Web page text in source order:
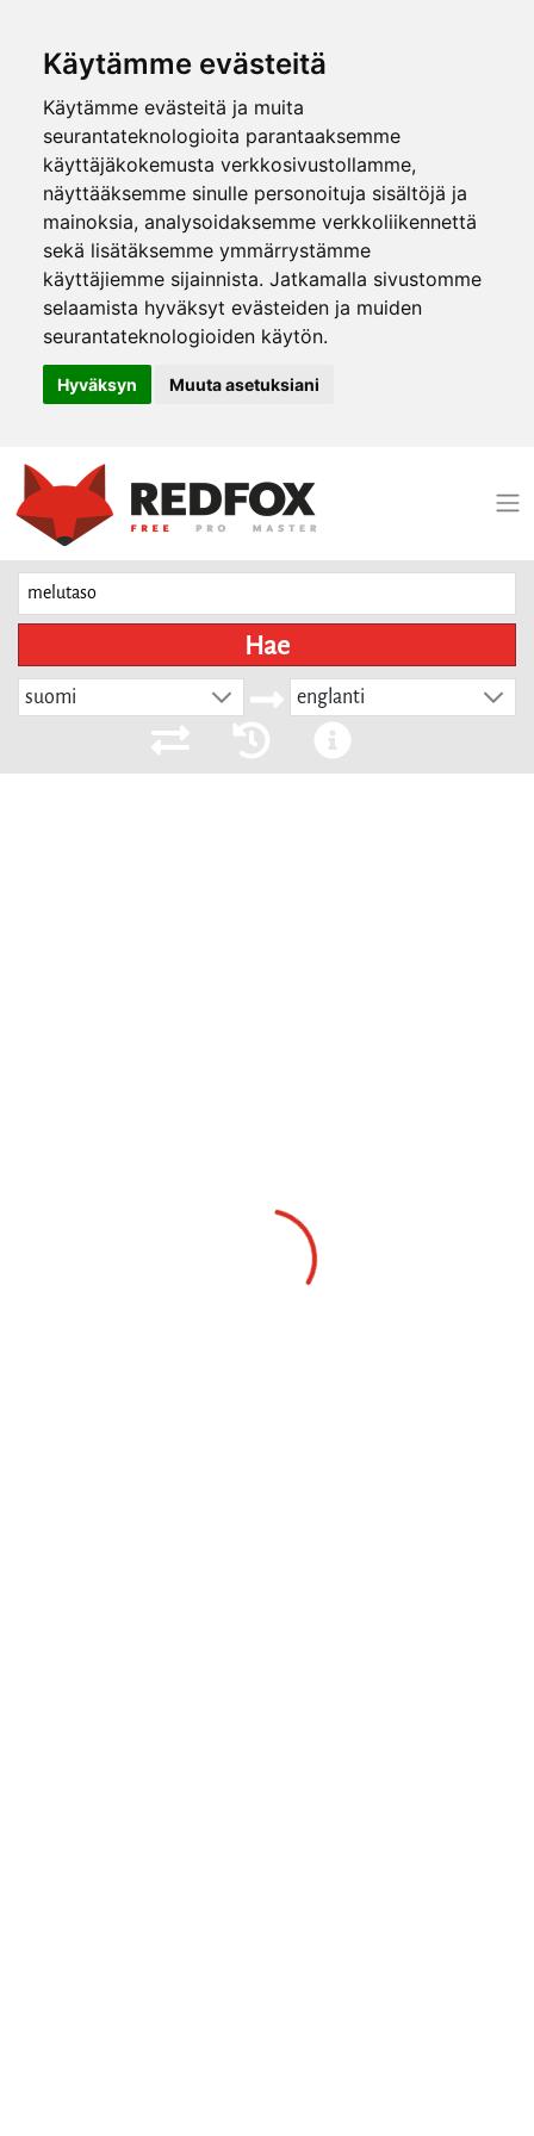
Käytämme evästeitä
Käytämme evästeitä ja muita
seurantateknologioita parantaaksemme
käyttäjäkokemusta verkkosivustollamme,
näyttääksemme sinulle personoituja sisältöjä ja
mainoksia, analysoidaksemme verkkoliikennettä
sekä lisätäksemme ymmärrystämme
käyttäjiemme sijainnista. Jatkamalla sivustomme
selaamista hyväksyt evästeiden ja muiden
seurantateknologioiden käytön.
Hyväksyn Muuta asetuksiani
Hae
suomi englanti